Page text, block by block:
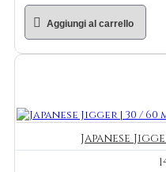
Aggiungi al carrello
Japanese